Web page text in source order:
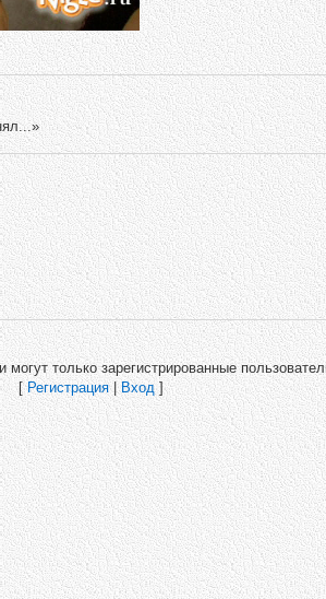
только зарегистрированные
[Регистрация|Вход]